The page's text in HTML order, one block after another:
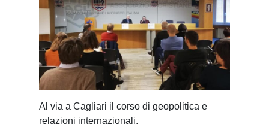
Al via a Cagliari il corso di geopolitica e
relazioni internazionali.